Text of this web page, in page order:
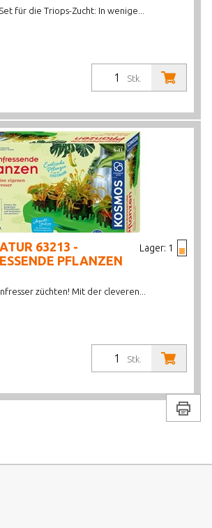
für die Triops-Zucht: In wenige...
Stk.
Lager: 1
63213 -
PFLANZEN
züchten! Mit der cleveren...
Stk.